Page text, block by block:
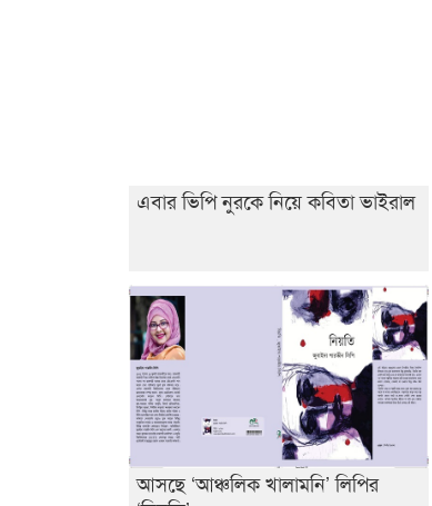
এবার ভিপি নুরকে নিয়ে কবিতা ভাইরাল
আসছে ‘আঞ্চলিক খালামনি’ লিপির